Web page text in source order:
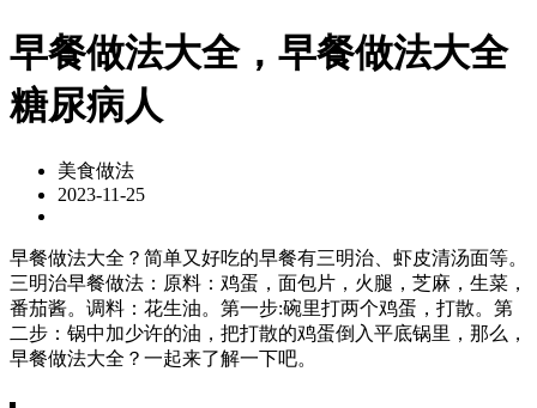
早餐做法大全，早餐做法大全
糖尿病人
美食做法
2023-11-25
早餐做法大全？简单又好吃的早餐有三明治、虾皮清汤面等。
三明治早餐做法：原料：鸡蛋，面包片，火腿，芝麻，生菜，
番茄酱。调料：花生油。第一步:碗里打两个鸡蛋，打散。第
二步：锅中加少许的油，把打散的鸡蛋倒入平底锅里，那么，
早餐做法大全？一起来了解一下吧。